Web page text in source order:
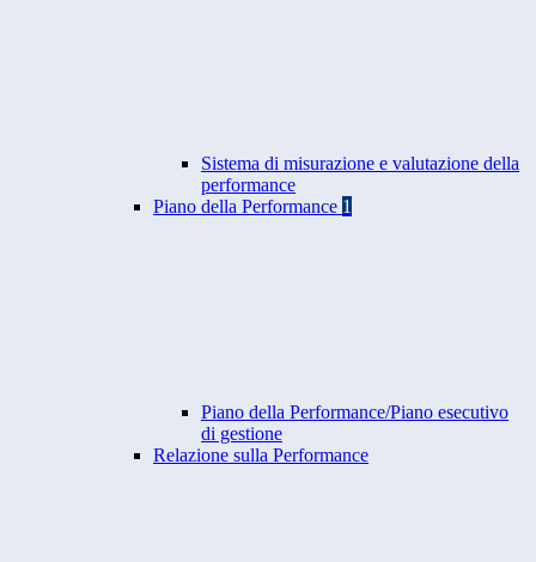
Sistema di misurazione e valutazione della
performance
Piano della Performance 1
Piano della Performance/Piano esecutivo
di gestione
Relazione sulla Performance